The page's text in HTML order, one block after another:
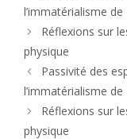
l’immatérialisme
Réflexions sur
physique
Passivité des
l’immatérialisme
Réflexions sur
physique